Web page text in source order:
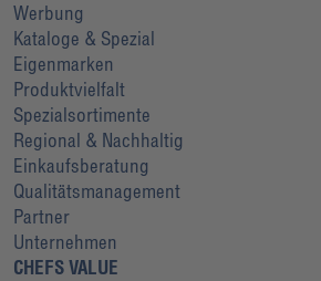
Werbung
Kataloge & Spezial
Eigenmarken
Produktvielfalt
Spezialsortimente
Regional & Nachhaltig
Einkaufsberatung
Qualitätsmanagement
Partner
Unternehmen
CHEFS VALUE